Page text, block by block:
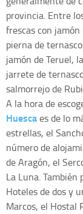
provincia. Entre
frescas con
pierna de
jamón de Teruel,
jarrete de
salmorrejo de
A la hora de
Huescaes de lo
estrellas, el
número de
de Aragón, el
La Luna.
Hoteles de dos y
Marcos, el Hostal